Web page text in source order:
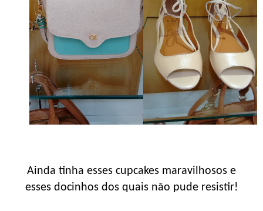
Ainda tinha esses cupcakes maravilhosos e
esses docinhos dos quais não pude resistir!